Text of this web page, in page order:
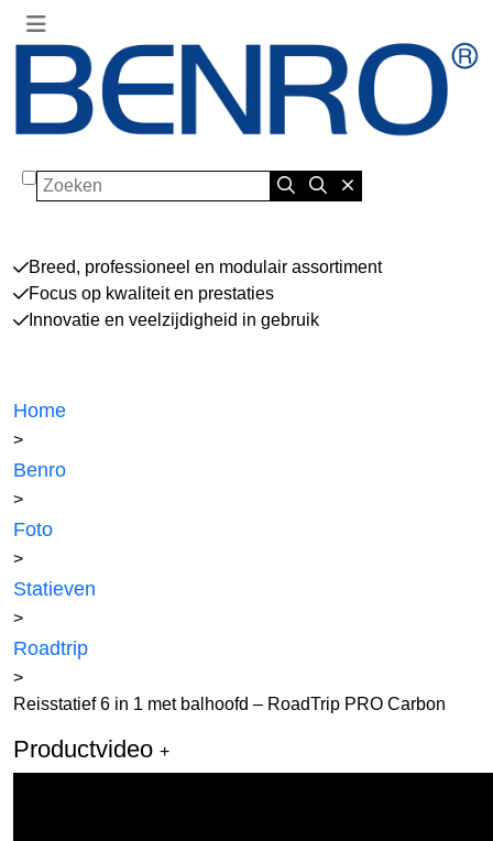
Zoeken
Breed, professioneel en modulair assortiment
Focus op kwaliteit en prestaties
Innovatie en veelzijdigheid in gebruik
Home
>
Benro
>
Foto
>
Statieven
>
Roadtrip
>
Reisstatief 6 in 1 met balhoofd – RoadTrip PRO Carbon
Productvideo +